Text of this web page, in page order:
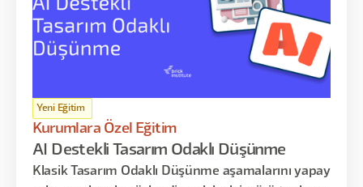
Yeni Eğitim
Kurumlara Özel Eğitim
AI Destekli Tasarım Odaklı Düşünme
Klasik Tasarım Odaklı Düşünme aşamalarını yapay